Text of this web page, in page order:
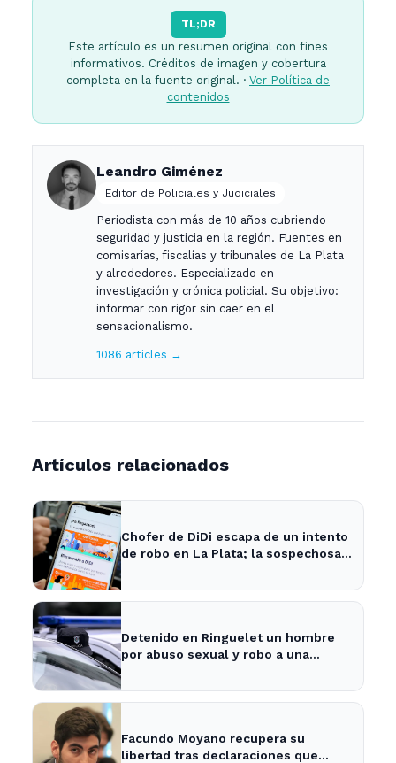
TL;DR
Este artículo es un resumen original con fines
informativos. Créditos de imagen y cobertura
completa en la fuente original. · Ver Política de
contenidos
Leandro Giménez
Editor de Policiales y Judiciales
Periodista con más de 10 años cubriendo
seguridad y justicia en la región. Fuentes en
comisarías, fiscalías y tribunales de La Plata
y alrededores. Especializado en
investigación y crónica policial. Su objetivo:
informar con rigor sin caer en el
sensacionalismo.
1086 articles →
Artículos relacionados
Chofer de DiDi escapa de un intento
de robo en La Plata; la sospechosa
Detenido en Ringuelet un hombre
por abuso sexual y robo a una
Facundo Moyano recupera su
libertad tras declaraciones que